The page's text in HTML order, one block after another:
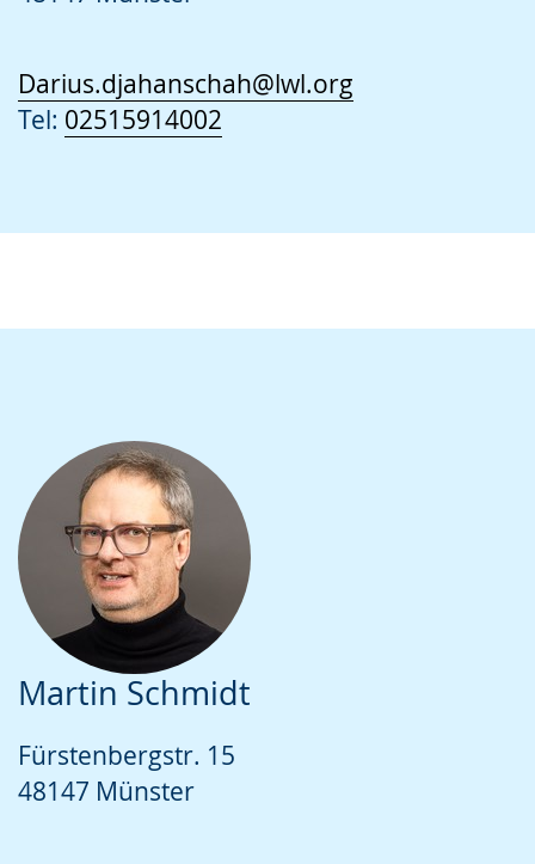
Darius.djahanschah@lwl.org
Tel: 02515914002
Martin Schmidt
Fürstenbergstr. 15
48147 Münster